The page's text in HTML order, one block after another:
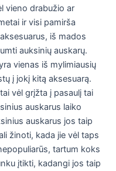
vieno drabužio ar
ir visi pamirša
iš mados
auksinių auskarų.
vienas iš mylimiausių
į jokį kitą aksesuarą.
vėl grįžta į pasaulį tai
auskarus laiko
auskarus jos taip
žinoti, kada jie vėl taps
tartum koks
įtikti, kadangi jos taip